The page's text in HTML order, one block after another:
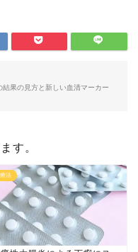
果の見方と新しい血清マーカー
す。
法